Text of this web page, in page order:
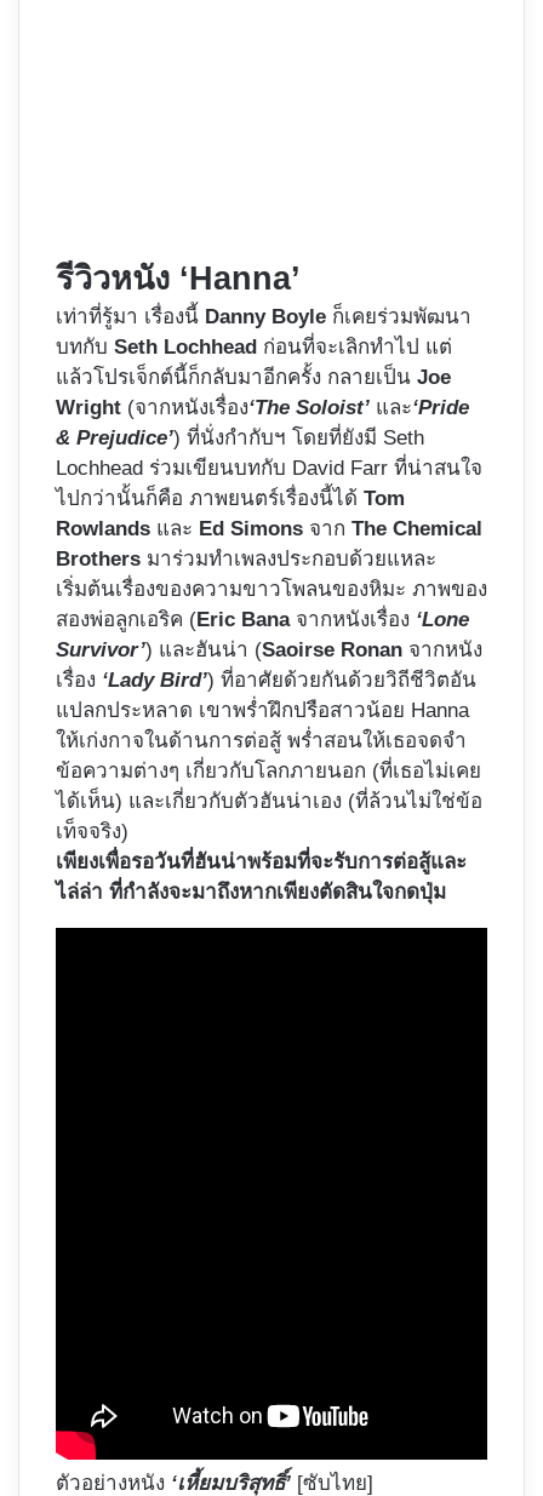
รีวิวหนัง ‘Hanna’
เท่าที่รู้มา เรื่องนี้ Danny Boyle ก็เคยร่วมพัฒนา
บทกับ Seth Lochhead ก่อนที่จะเลิกทำไป แต่
แล้วโปรเจ็กต์นี้ก็กลับมาอีกครั้ง กลายเป็น Joe
Wright (จากหนังเรื่อง‘The Soloist’ และ‘Pride
& Prejudice’) ที่นั่งกำกับฯ โดยที่ยังมี Seth
Lochhead ร่วมเขียนบทกับ David Farr ที่น่าสนใจ
ไปกว่านั้นก็คือ ภาพยนตร์เรื่องนี้ได้ Tom
Rowlands และ Ed Simons จาก The Chemical
Brothers มาร่วมทำเพลงประกอบด้วยแหละ
เริ่มต้นเรื่องของความขาวโพลนของหิมะ ภาพของ
สองพ่อลูกเอริค (Eric Banaจากหนังเรื่อง ‘Lone
Survivor’) และฮันน่า (Saoirse Ronan จากหนัง
เรื่อง ‘Lady Bird’) ที่อาศัยด้วยกันด้วยวิถีชีวิตอัน
แปลกประหลาด เขาพร่ำฝึกปรือสาวน้อย Hanna
ให้เก่งกาจในด้านการต่อสู้ พร่ำสอนให้เธอจดจำ
ข้อความต่างๆ เกี่ยวกับโลกภายนอก (ที่เธอไม่เคย
ได้เห็น) และเกี่ยวกับตัวฮันน่าเอง (ที่ล้วนไม่ใช่ข้อ
เท็จจริง)
เพียงเพื่อรอวันที่ฮันน่าพร้อมที่จะรับการต่อสู้และ
ไล่ล่า ที่กำลังจะมาถึงหากเพียงตัดสินใจกดปุ่ม
ตัวอย่างหนัง ‘เหี้ยมบริสุทธิ์’ [ซับไทย]